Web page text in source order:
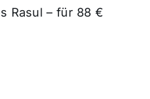
Rasul – für 88 €